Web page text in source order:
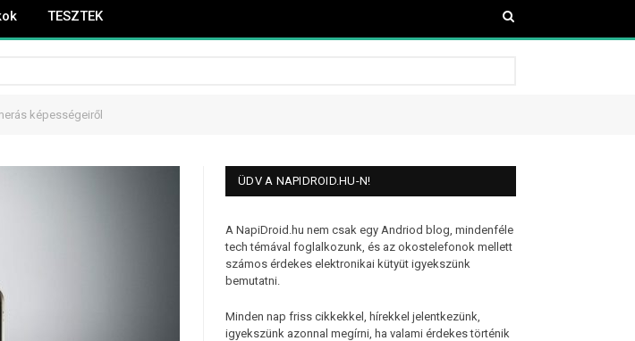
TESZTEK
képességeiről
ÜDV A NAPIDROID.HU-N!
A NapiDroid.hu nem csak egy Andriod blog, mindenféle
tech témával foglalkozunk, és az okostelefonok mellett
számos érdekes elektronikai kütyüt igyekszünk
bemutatni.
Minden nap friss cikkekkel, hírekkel jelentkezünk,
igyekszünk azonnal megírni, ha valami érdekes történik